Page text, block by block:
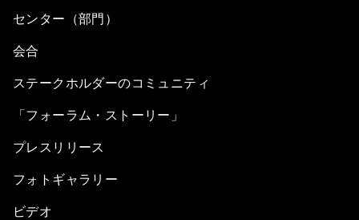
センター（部門）
会合
ステークホルダーのコミュニティ
「フォーラム・ストーリー」
プレスリリース
フォトギャラリー
ビデオ